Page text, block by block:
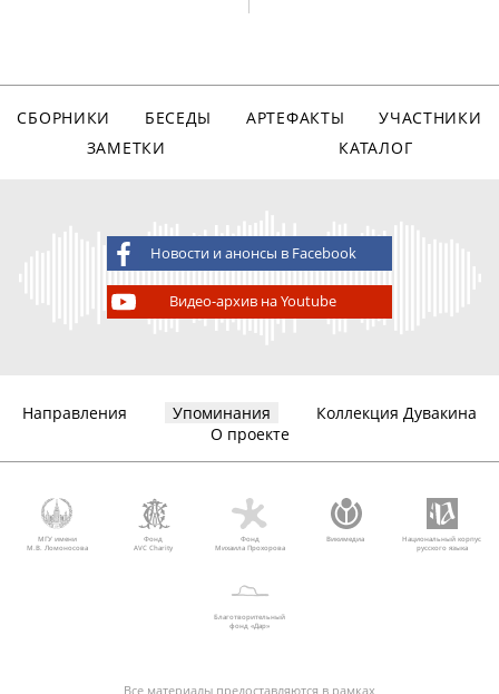
СБОРНИКИ БЕСЕДЫ АРТЕФАКТЫ
УЧАСТНИКИ
ЗАМЕТКИ
КАТАЛОГ
Новости и анонсы в Facebook
Видео-архив на Youtube
Направления Упоминания
Коллекция Дувакина
О проекте
МГУ имени
М.В. Ломоносова
Фонд
AVC Charity
Фонд
Михаила Прохорова
Викимедиа
Национальный корпус
русского языка
Благотворительный
фонд «Дар»
Все материалы предоставляются в рамках